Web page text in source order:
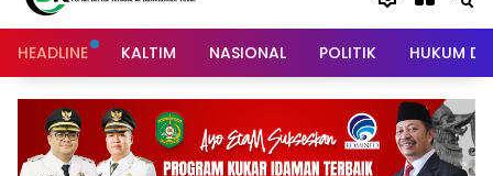
HEADLINE KALTIM NASIONAL POLITIK HUKUM